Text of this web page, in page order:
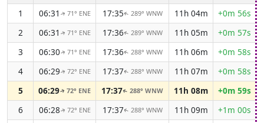
1
06:31 ↑ 71° ENE 17:35↑ 289° WNW 11h 04m
+0m 56s
2
06:31 ↑ 71° ENE 17:36↑ 289° WNW 11h 05m
+0m 57s
3
06:30↑ 71° ENE 17:36↑ 288° WNW 11h 06m
+0m 58s
4
06:29↑ 72° ENE 17:37↑ 288° WNW 11h 07m
+0m 58s
5
06:29↑72° ENE 17:37↑288° WNW 11h 08m
+0m 59s
6
06:28↑ 72° ENE 17:37↑ 288° WNW 11h 09m
+1m 00s